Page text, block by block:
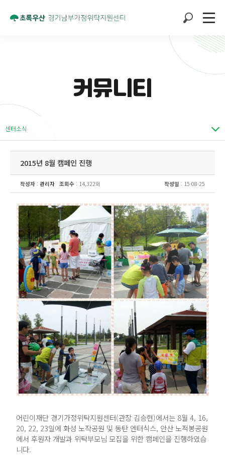
커뮤니티
센터소식
2015년 8월 캠페인 진행
작성자 : 관리자 조회수 : 14,322회 작성일 : 15-08-25
어린이재단 경기가정위탁지원센터(관장 김승현)에서는 8월 4, 16,
20, 22, 23일에 화성 노작공원 및 동탄 엔터식스, 안산 노적봉공원
에서 후원자 개발과 위탁부모님 모집을 위한 캠페인을 진행하였습
니다.